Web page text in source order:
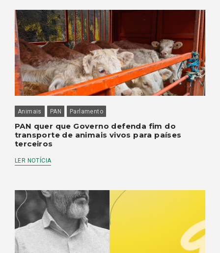
Animais PAN Parlamento
PAN quer que Governo defenda fim do
transporte de animais vivos para países
terceiros
LER NOTÍCIA